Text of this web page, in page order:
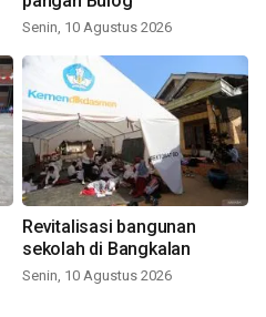
Senin, 10 Agustus 2026
Revitalisasi bangunan
sekolah di Bangkalan
Senin, 10 Agustus 2026